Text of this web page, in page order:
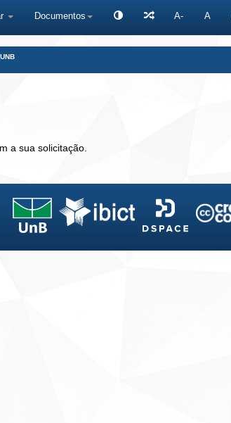
Documentos A- A
a sua solicitação.